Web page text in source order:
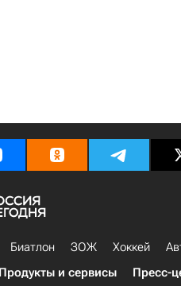
Биатлон ЗОЖ Хоккей
Продукты и сервисы Пресс-